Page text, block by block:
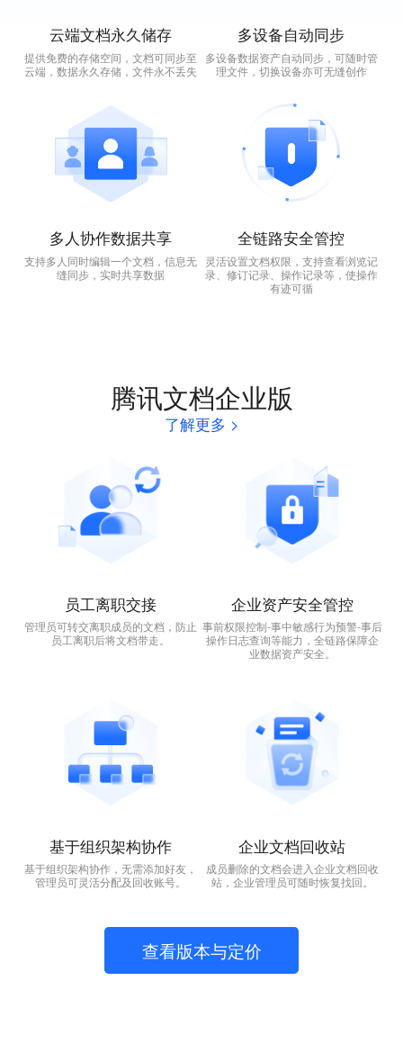
云端文档永久储存
提供免费的存储空间，文档可同步至
云端，数据永久存储，文件永不丢失
多设备自动同步
多设备数据资产自动同步，可随时管
理文件，切换设备亦可无缝创作
多人协作数据共享
支持多人同时编辑一个文档，信息无
缝同步，实时共享数据
全链路安全管控
灵活设置文档权限，支持查看浏览记
录、修订记录、操作记录等，使操作
有迹可循
腾讯文档企业版
了解更多 >
员工离职交接
管理员可转交离职成员的文档，防止
员工离职后将文档带走。
企业资产安全管控
事前权限控制-事中敏感行为预警-事后
操作日志查询等能力，全链路保障企
业数据资产安全。
基于组织架构协作
基于组织架构协作，无需添加好友，
管理员可灵活分配及回收账号。
企业文档回收站
成员删除的文档会进入企业文档回收
站，企业管理员可随时恢复找回。
查看版本与定价